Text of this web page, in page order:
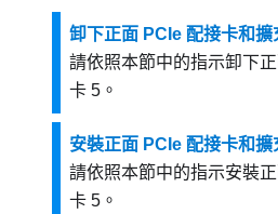
卸下正面 PCIe 配接卡和擴
請依照本節中的指示卸下
卡 5。
安裝正面 PCIe 配接卡和擴
請依照本節中的指示安裝
卡 5。